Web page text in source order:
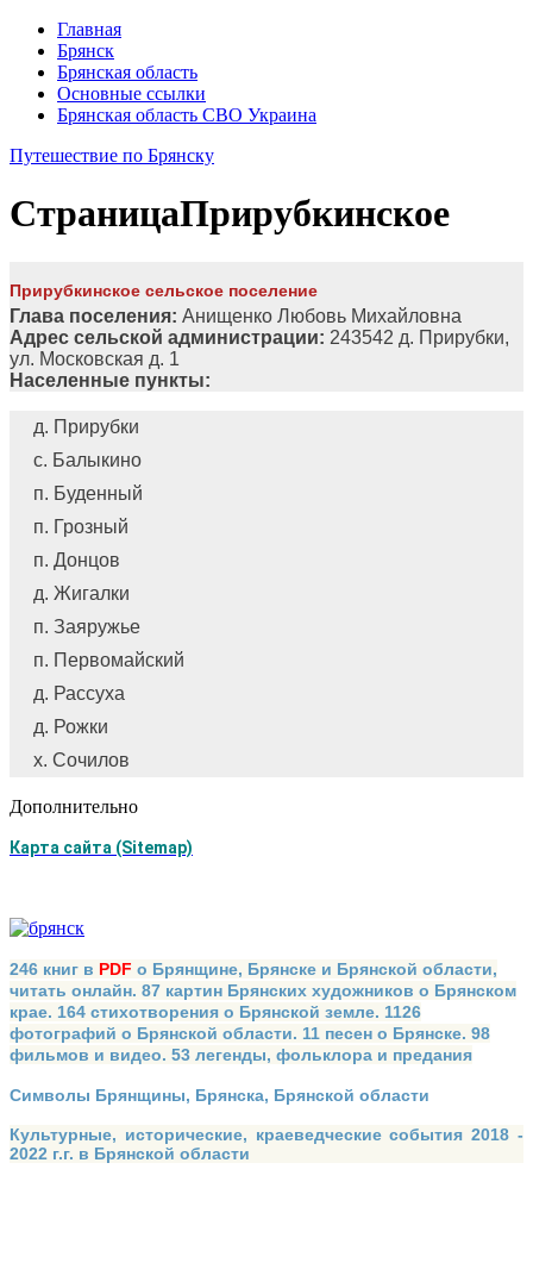
Главная
Брянск
Брянская область
Основные ссылки
Брянская область СВО Украина
Путешествие по Брянску
СтраницаПрирубкинское
Прирубкинское сельское поселение
Глава поселения: Анищенко Любовь Михайловна
Адрес сельской администрации: 243542 д. Прирубки,
ул. Московская д. 1
Населенные пункты:
д. Прирубки
с. Балыкино
п. Буденный
п. Грозный
п. Донцов
д. Жигалки
п. Заяружье
п. Первомайский
д. Рассуха
д. Рожки
х. Сочилов
Дополнительно
Карта сайта (Sitemap)
246 книг в PDF о Брянщине, Брянске и Брянской области,
читать онлайн. 87 картин Брянских художников о Брянском
крае. 164 стихотворения о Брянской земле. 1126
фотографий о Брянской области. 11 песен о Брянске. 98
фильмов и видео. 53 легенды, фольклора и предания
Символы Брянщины, Брянска, Брянской области
Культурные, исторические, краеведческие события 2018 -
2022 г.г. в Брянской области